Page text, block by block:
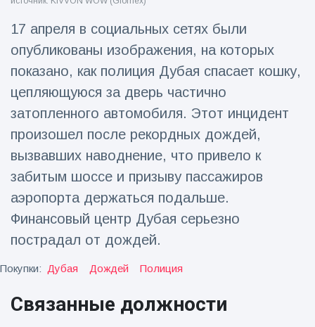
Путешествия и приключения
Последние новости
'Побег'
наручников
вызвал смех у
аудитории
213
Просмотров
отмечают
рождение
первого
низкогорного
зоопарке
за 14 лет
16 July
199
Просмотров
Мужчина из
после запуска
16 July
177
Просмотров
17 апреля в социальных сетях были
опубликованы изображения, на которых
показано, как полиция Дубая спасает кошку,
цепляющуюся за дверь частично
затопленного автомобиля. Этот инцидент
произошел после рекордных дождей,
вызвавших наводнение, что привело к
забитым шоссе и призыву пассажиров
аэропорта держаться подальше.
Финансовый центр Дубая серьезно
пострадал от дождей.
Покупки: Дубая Дождей Полиция
Связанные должности